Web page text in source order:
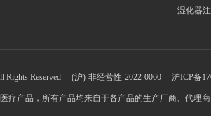
湿化器
Rights Reserved (沪)-非经营性-2022-0060 沪ICP备
疗产品，所有产品均来自于各产品的生产厂商、代理